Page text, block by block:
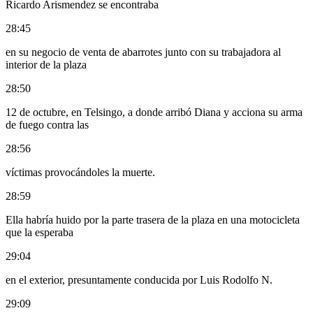
Ricardo Arismendez se encontraba
28:45
en su negocio de venta de abarrotes junto con su trabajadora al
interior de la plaza
28:50
12 de octubre, en Telsingo, a donde arribó Diana y acciona su arma
de fuego contra las
28:56
víctimas provocándoles la muerte.
28:59
Ella habría huido por la parte trasera de la plaza en una motocicleta
que la esperaba
29:04
en el exterior, presuntamente conducida por Luis Rodolfo N.
29:09